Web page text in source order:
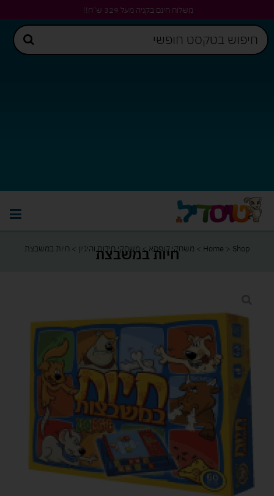
משלוח חינם בקניה מעל 329 ש"ח!!
Home > Shop
> משחקי קופסא> משחקי חידות והיגיון > חיות במשבצת חיות במשבצת